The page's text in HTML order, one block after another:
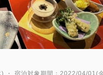
宿泊対象期間：2022/04/01(